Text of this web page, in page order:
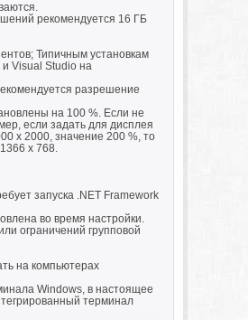
рекомендуется 16 ГБ
Типичным установкам
и Visual Studio на
разрешение
на 100 %. Если не
если задать для дисплея
x 2000, значение 200 %, то
x 768.
запуска .NET Framework
во время настройки.
ограничений групповой
на компьютерах
Windows, в настоящее
терминал